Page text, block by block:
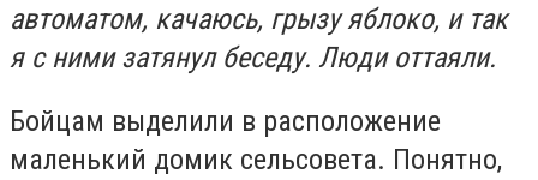
автоматом, качаюсь, грызу яблоко, и так
я с ними затянул беседу. Люди оттаяли.
Бойцам выделили в расположение
маленький домик сельсовета. Понятно,